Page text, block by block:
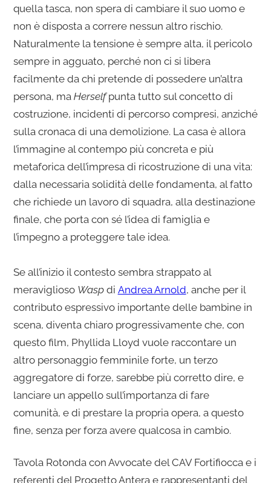
quella tasca, non spera di cambiare il suo uomo e
non è disposta a correre nessun altro rischio.
Naturalmente la tensione è sempre alta, il pericolo
sempre in agguato, perché non ci si libera
facilmente da chi pretende di possedere un’altra
persona, ma Herselfpunta tutto sul concetto di
costruzione, incidenti di percorso compresi, anziché
sulla cronaca di una demolizione. La casa è allora
l’immagine al contempo più concreta e più
metaforica dell’impresa di ricostruzione di una vita:
dalla necessaria solidità delle fondamenta, al fatto
che richiede un lavoro di squadra, alla destinazione
finale, che porta con sé l’idea di famiglia e
l’impegno a proteggere tale idea.
Se all’inizio il contesto sembra strappato al
meraviglioso Waspdi Andrea Arnold, anche per il
contributo espressivo importante delle bambine in
scena, diventa chiaro progressivamente che, con
questo film, Phyllida Lloyd vuole raccontare un
altro personaggio femminile forte, un terzo
aggregatore di forze, sarebbe più corretto dire, e
lanciare un appello sull’importanza di fare
comunità, e di prestare la propria opera, a questo
fine, senza per forza avere qualcosa in cambio.
Tavola Rotonda con Avvocate del CAV Fortifiocca e i
referenti del Progetto Antera e rappresentanti del